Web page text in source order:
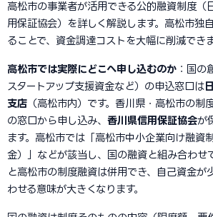
高松市の事業者が活用できる公的融資制度（
用保証協会）を詳しく解説します。高松市独
ることで、資金調達コストを大幅に削減できま
高松市では実際にどこへ申し込むのか ：国の
スタートアップ支援資金など）の申込窓口は
支店 （高松市内）です。香川県・高松市の制
の窓口から申し込み、 香川県信用保証協会が
ます。高松市では「高松市中小企業向け融資
金）」などが該当し、国の融資と組み合わせ
と高松市の制度融資は併用でき、自己資金が
わせる意味が大きくなります。